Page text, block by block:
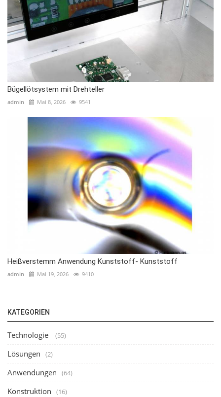
Bügellötsystem mit Drehteller
admin Mai 8, 2026 9541
Heißverstemm Anwendung Kunststoff- Kunststoff
admin Mai 19, 2026 9410
KATEGORIEN
Technologie (55)
Lösungen (2)
Anwendungen (64)
Konstruktion (16)